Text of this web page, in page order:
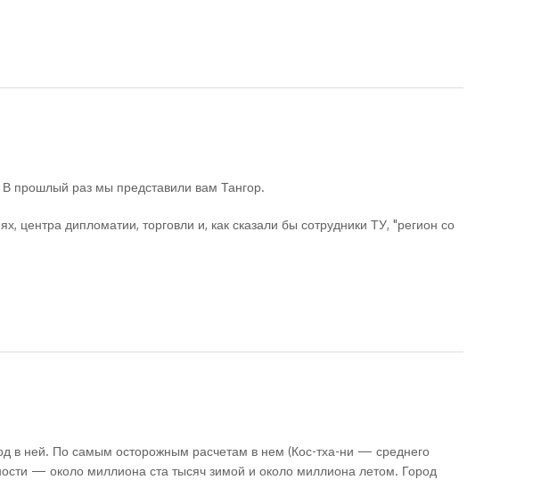
прошлый раз мы представили вам Тангор.
центра дипломатии, торговли и, как сказали бы сотрудники ТУ, "регион со
в ней. По самым осторожным расчетам в нем (Кос-тха-ни — среднего
— около миллиона ста тысяч зимой и около миллиона летом. Город